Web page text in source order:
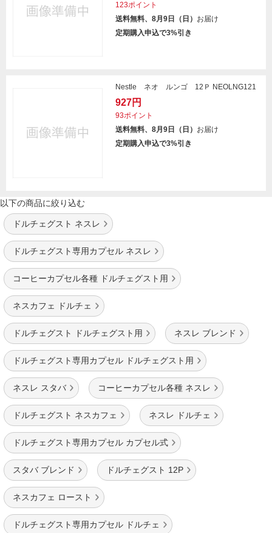
123ポイント
送料無料、8月9日（日） お届け
定期購入申込で3%引き
Nestle ネオ ルンゴ 12Ｐ NEOLNG121
927円
93ポイント
送料無料、8月9日（日） お届け
定期購入申込で3%引き
以下の商品に絞り込む
ドルチェグスト ネスレ
ドルチェグスト専用カプセル ネスレ
コーヒーカプセル各種 ドルチェグスト用
ネスカフェ ドルチェ
ドルチェグスト ドルチェグスト用 ネスレ ブレンド
ドルチェグスト専用カプセル ドルチェグスト用
ネスレ スタバ コーヒーカプセル各種 ネスレ
ドルチェグスト ネスカフェ ネスレ ドルチェ
ドルチェグスト専用カプセル カプセル式
スタバ ブレンド ドルチェグスト 12P
ネスカフェ ロースト
ドルチェグスト専用カプセル ドルチェ